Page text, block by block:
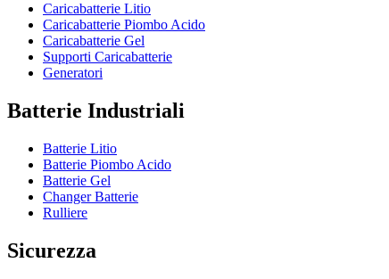
Caricabatterie Litio
Caricabatterie Piombo Acido
Caricabatterie Gel
Supporti Caricabatterie
Generatori
Batterie Industriali
Batterie Litio
Batterie Piombo Acido
Batterie Gel
Changer Batterie
Rulliere
Sicurezza